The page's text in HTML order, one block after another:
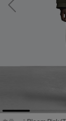
日
スノ
メ
ア
アパ
アク
日
スノ
メ
ア
アパ
アク